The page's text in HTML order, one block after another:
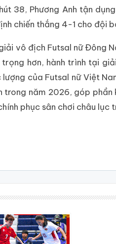
38, Phương Anh tận
chiến thắng 4-1 cho đội
vô địch Futsal nữ Đông
hơn, hành trình tại
lượng của Futsal nữ Việt
trong năm 2026, góp
phục sân chơi châu lục